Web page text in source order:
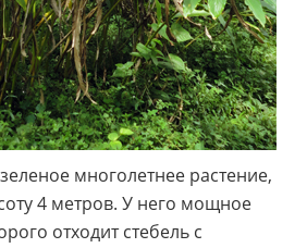
многолетнее растение,
4 метров. У него мощное
отходит стебель с